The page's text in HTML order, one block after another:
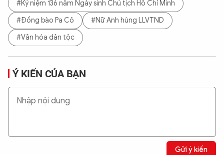
#Kỷ niệm 136 năm Ngày sinh Chủ tịch Hồ Chí Minh
#Đồng bào Pa Cô
#Nữ Anh hùng LLVTND
#Văn hóa dân tộc
Ý KIẾN CỦA BẠN
Gửi ý kiến